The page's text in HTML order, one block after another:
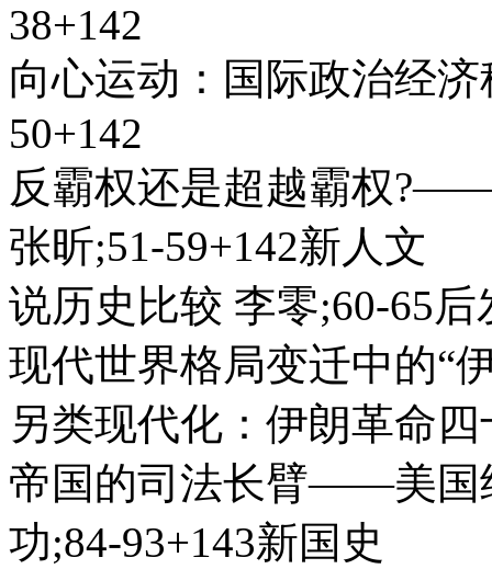
38+142
向心运动：国际政治经
50+142
反霸权还是超越霸权
张昕;51-59+142新人文
说历史比较 李零;60-65
现代世界格局变迁中的“
另类现代化：伊朗革命
帝国的司法长臂——美国
功;84-93+143新国史